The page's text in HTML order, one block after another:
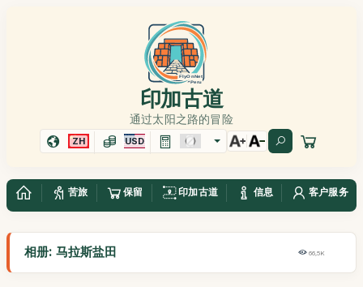
印加古道
通过太阳之路的冒险
ZH USD
苦旅 保留 印加古道 信息 客户服务
相册: 马拉斯盐田 66,5K